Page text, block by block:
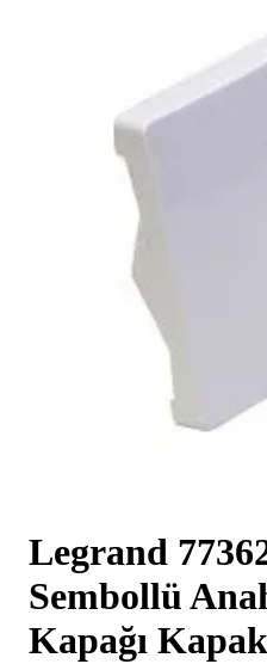
Legrand
Sembollü
Kapağı Kapak